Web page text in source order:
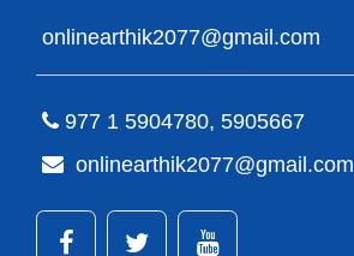
onlinearthik2077@gmail.com
977 1 5904780, 5905667
onlinearthik2077@gmail.com